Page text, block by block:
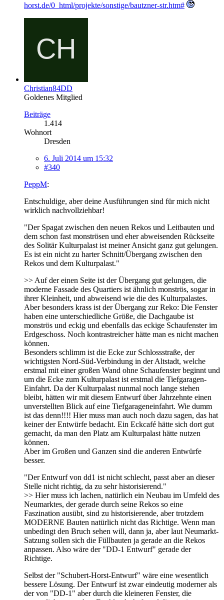
horst.de/0_html/projekte/sonstige/bautzner-str.htm#
Christian84DD
Goldenes Mitglied
Beiträge
1.414
Wohnort
Dresden
6. Juli 2014 um 15:32
#340
PeppM:
Entschuldige, aber deine Ausführungen sind für mich nicht
wirklich nachvollziehbar!
"Der Spagat zwischen den neuen Rekos und Leitbauten und
dem schon fast monströsen und eher abweisenden Rückseite
des Solitär Kulturpalast ist meiner Ansicht ganz gut gelungen.
Es ist ein nicht zu harter Schnitt/Übergang zwischen den
Rekos und dem Kulturpalast."
>> Auf der einen Seite ist der Übergang gut gelungen, die
moderne Fassade des Quartiers ist ähnlich monströs, sogar in
ihrer Kleinheit, und abweisend wie die des Kulturpalastes.
Aber besonders krass ist der Übergang zur Reko: Die Fenster
haben eine unterschiedliche Größe, die Dachgaube ist
monströs und eckig und ebenfalls das eckige Schaufenster im
Erdgeschoss. Noch kontrastreicher hätte man es nicht machen
können.
Besonders schlimm ist die Ecke zur Schlossstraße, der
wichtigsten Nord-Süd-Verbindung in der Altstadt, welche
erstmal mit einer großen Wand ohne Schaufenster beginnt und
um die Ecke zum Kulturpalast ist erstmal die Tiefgaragen-
Einfahrt. Da der Kulturpalast nunmal noch lange stehen
bleibt, hätten wir mit diesem Entwurf über Jahrzehnte einen
unverstellten Blick auf eine Tiefgarageneinfahrt. Wie dumm
ist das denn!!!! Hier muss man auch noch dazu sagen, das hat
keiner der Entwürfe bedacht. Ein Eckcafé hätte sich dort gut
gemacht, da man den Platz am Kulturpalast hätte nutzen
können.
Aber im Großen und Ganzen sind die anderen Entwürfe
besser.
"Der Entwurf von dd1 ist nicht schlecht, passt aber an dieser
Stelle nicht richtig, da zu sehr historisierend."
>> Hier muss ich lachen, natürlich ein Neubau im Umfeld des
Neumarktes, der gerade durch seine Rekos so eine
Faszination ausübt, sind zu historisierende, aber trotzdem
MODERNE Bauten natürlich nicht das Richtige. Wenn man
unbedingt den Bruch sehen will, dann ja, aber laut Neumarkt-
Satzung sollen sich die Füllbauten ja gerade an die Rekos
anpassen. Also wäre der "DD-1 Entwurf" gerade der
Richtige.
Selbst der "Schubert-Horst-Entwurf" wäre eine wesentlich
bessere Lösung. Der Entwurf ist zwar eindeutig moderner als
der von "DD-1" aber durch die kleineren Fenster, die